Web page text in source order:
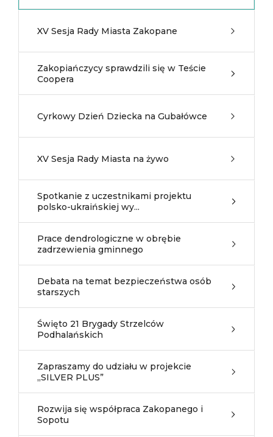
XV Sesja Rady Miasta Zakopane
Zakopiańczycy sprawdzili się w Teście
Coopera
Cyrkowy Dzień Dziecka na Gubałówce
XV Sesja Rady Miasta na żywo
Spotkanie z uczestnikami projektu
polsko-ukraińskiej wy...
Prace dendrologiczne w obrębie
zadrzewienia gminnego
Debata na temat bezpieczeństwa osób
starszych
Święto 21 Brygady Strzelców
Podhalańskich
Zapraszamy do udziału w projekcie
„SILVER PLUS”
Rozwija się współpraca Zakopanego i
Sopotu